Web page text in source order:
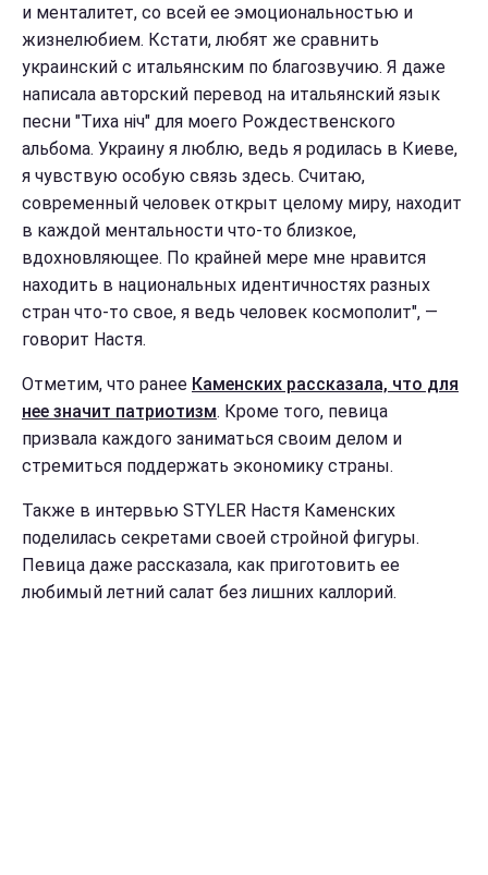
и менталитет, со всей ее эмоциональностью и
жизнелюбием. Кстати, любят же сравнить
украинский с итальянским по благозвучию. Я даже
написала авторский перевод на итальянский язык
песни "Тиха ніч" для моего Рождественского
альбома. Украину я люблю, ведь я родилась в Киеве,
я чувствую особую связь здесь. Считаю,
современный человек открыт целому миру, находит
в каждой ментальности что-то близкое,
вдохновляющее. По крайней мере мне нравится
находить в национальных идентичностях разных
стран что-то свое, я ведь человек космополит", —
говорит Настя.
Отметим, что ранее Каменских рассказала, что для
нее значит патриотизм. Кроме того, певица
призвала каждого заниматься своим делом и
стремиться поддержать экономику страны.
Также в интервью STYLER Настя Каменских
поделилась секретами своей стройной фигуры.
Певица даже рассказала, как приготовить ее
любимый летний салат без лишних каллорий.